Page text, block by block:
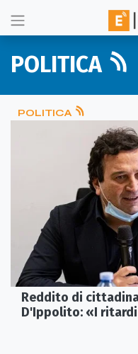
POLITICA
POLITICA
Reddito di
D'Ippolito: «I